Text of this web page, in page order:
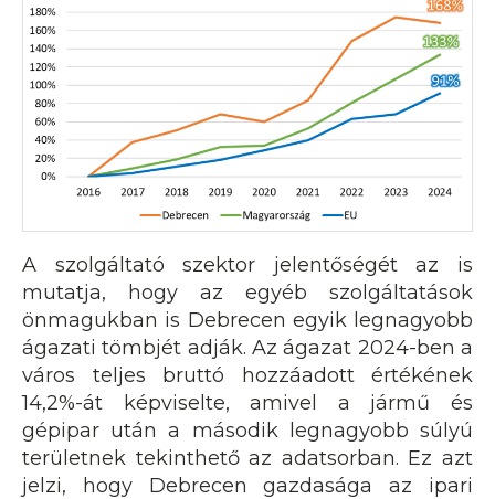
A szolgáltató szektor jelentőségét az is
mutatja, hogy az egyéb szolgáltatások
önmagukban is Debrecen egyik legnagyobb
ágazati tömbjét adják. Az ágazat 2024-ben a
város teljes bruttó hozzáadott értékének
14,2%-át képviselte, amivel a jármű és
gépipar után a második legnagyobb súlyú
területnek tekinthető az adatsorban. Ez azt
jelzi, hogy Debrecen gazdasága az ipari